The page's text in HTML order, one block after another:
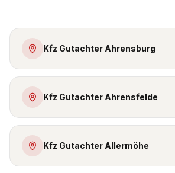
Kfz Gutachter Ahrensburg
Kfz Gutachter Ahrensfelde
Kfz Gutachter Allermöhe